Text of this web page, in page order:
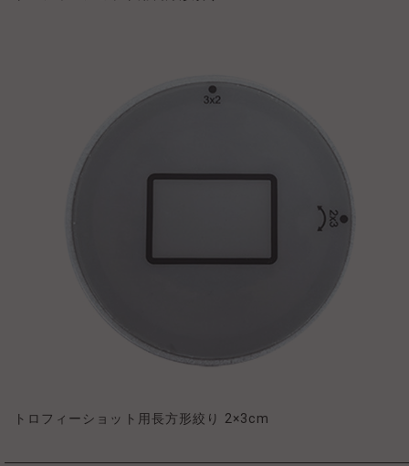
トロフィーショット用長方形絞り 2×3cm